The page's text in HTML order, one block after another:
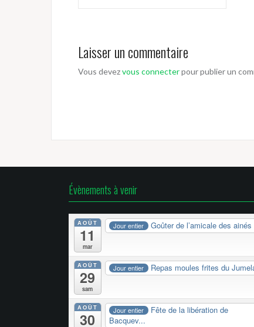
Laisser un commentaire
Vous devezvous connecterpour publier un
Évènements à venir
AOÛT
11
mar
Jour entier Goûter de l’amicale des ainés
AOÛT
29
sam
Jour entier Repas moules frites du
AOÛT
30
Jour entier
Fête de la libération de
Bacquev...